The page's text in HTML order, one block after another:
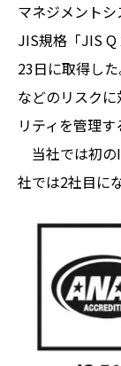
マネジメント
JIS規格「JIS
23日に取得し
などのリスク
リティを管理す
当社では初
社では2社目に